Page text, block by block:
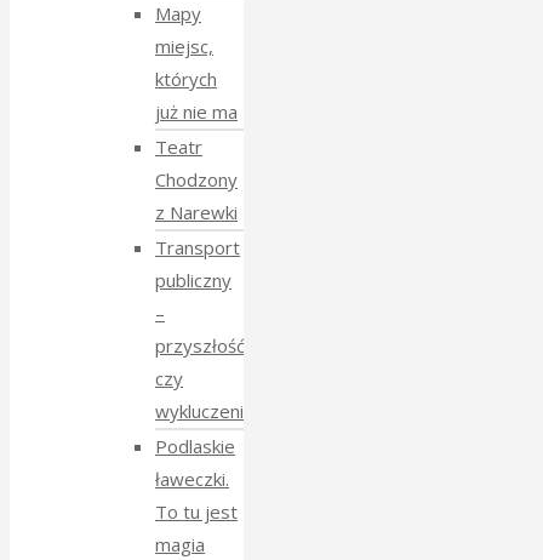
Mapy
miejsc,
których
już nie ma
Teatr
Chodzony
z Narewki
Transport
publiczny
–
przyszłość
czy
wykluczenie?
Podlaskie
ławeczki.
To tu jest
magia